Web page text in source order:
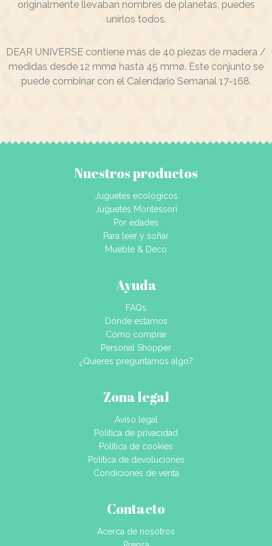
originalmente llevaban nombres de planetas, puedes
unirlos todos.
DEAR UNIVERSE contiene más de 40 piezas de madera /
medidas desde 12 mmø hasta 45 mmø. Este conjunto se
puede combinar con el Calendario Semanal 17-168.
Nuestros productos
Juguetes ecológicos
Juguetes Montessori
Por edades
Para leer y soñar
Mueble & Deco
Ayuda
FAQs
Dónde estamos
Cómo comprar
Personal Shopper
¿Quieres preguntarnos algo?
Zona legal
Aviso legal
Política de privacidad
Política de cookies
Política de devoluciones
Condiciones de venta
Contacto
Acerca de nosotros